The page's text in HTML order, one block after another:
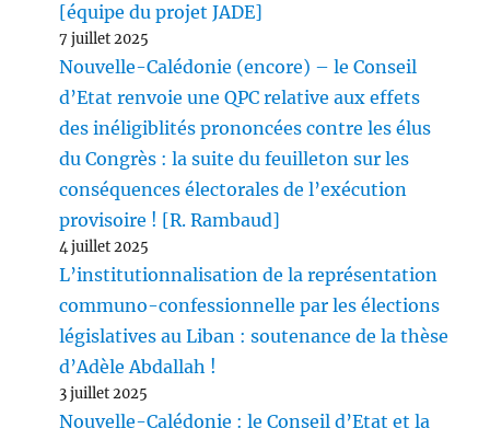
[équipe du projet JADE]
7 juillet 2025
Nouvelle-Calédonie (encore) – le Conseil
d’Etat renvoie une QPC relative aux effets
des inéligiblités prononcées contre les élus
du Congrès : la suite du feuilleton sur les
conséquences électorales de l’exécution
provisoire ! [R. Rambaud]
4 juillet 2025
L’institutionnalisation de la représentation
communo-confessionnelle par les élections
législatives au Liban : soutenance de la thèse
d’Adèle Abdallah !
3 juillet 2025
Nouvelle-Calédonie : le Conseil d’Etat et la